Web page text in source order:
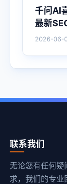
千问AI
最新
2026-06-
联系我们
无论您有任何疑
求，我们的专业